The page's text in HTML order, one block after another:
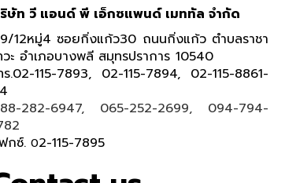
ษัท วี แอนด์ พี เอ็กซแพนด์ เมททัล จำกัด
12หมู่4 ซอยกิ่งแก้ว30 ถนนกิ่งแก้ว ตำบลราชา
วะ อำเภอบางพลี สมุทรปราการ 10540
ร.02-115-7893, 02-115-7894, 02-115-8861-
282-6947, 065-252-2699, 094-794-
กซ์.02-115-7895